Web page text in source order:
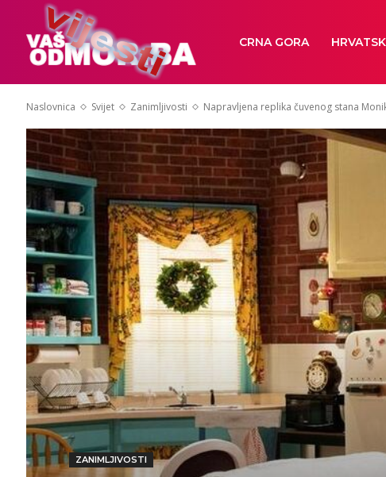
CRNA GORA
Naslovnica Svijet Zanimljivosti Napravljena replika čuvenog stana
ZANIMLJIVOSTI